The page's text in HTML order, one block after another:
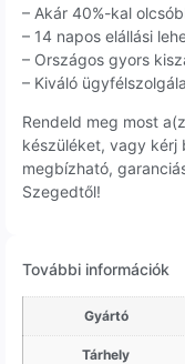
– Akár 40%-kal
– 14 napos elállási
– Országos gyors
– Kiváló
Rendeld meg most
készüléket, vagy kérj
megbízható,
Szegedtől!
További információk
Gyártó
Tárhely